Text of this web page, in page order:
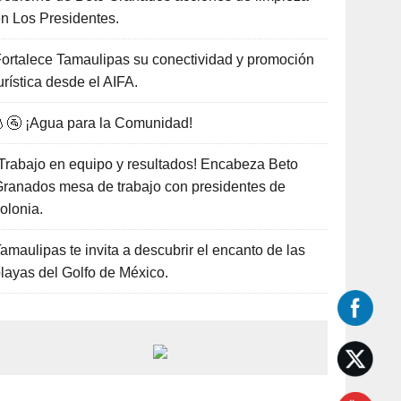
Los Presidentes.
Tamaulipas su conectividad y promoción
desde el AIFA.
¡Agua para la Comunidad!
en equipo y resultados! Encabeza Beto
mesa de trabajo con presidentes de
te invita a descubrir el encanto de las
del Golfo de México.